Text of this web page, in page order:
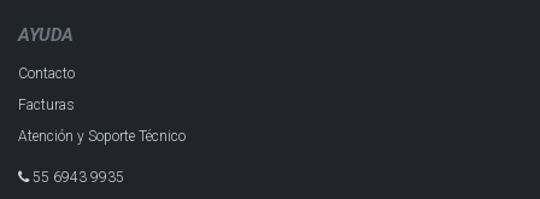
AYUDA
Contacto
Facturas
Atención y Soporte Técnico
55 6943 993​5